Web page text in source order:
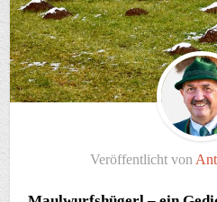
Veröffentlicht von